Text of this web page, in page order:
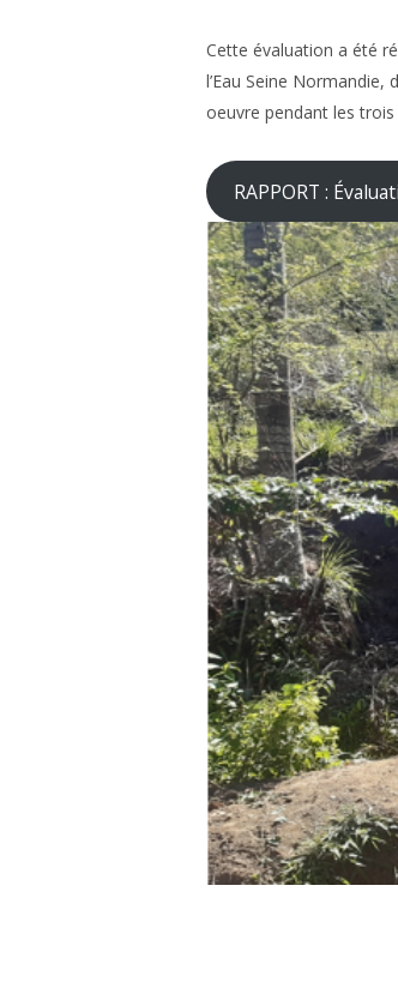
Cette évaluation a été
l’Eau Seine
oeuvre pendant les
RAPPORT :